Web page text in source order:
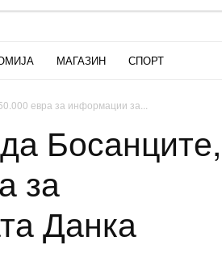
МАГАЗИН СПОРТ
евра за информации за...
Босанците,
за
Данка